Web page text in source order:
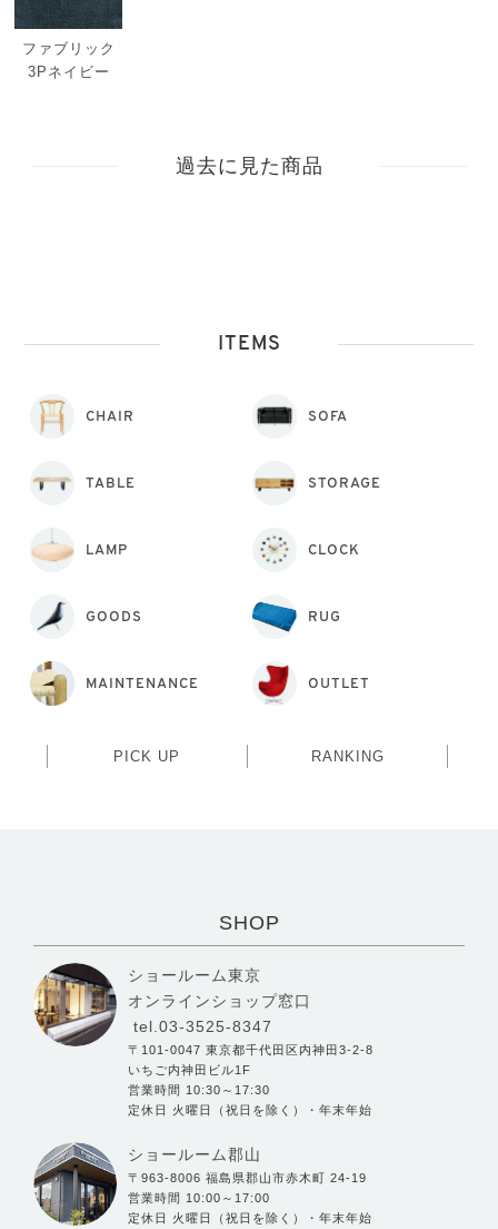
ファブリック
3Pネイビー
過去に見た商品
ITEMS
CHAIR SOFA
TABLE STORAGE
LAMP CLOCK
GOODS RUG
MAINTENANCE OUTLET
PICK UP RANKING
SHOP
ショールーム東京
オンラインショップ窓口
tel.03-3525-8347
〒101-0047 東京都千代田区内神田3-2-8
いちご内神田ビル1F
営業時間 10:30～17:30
定休日 火曜日（祝日を除く）・年末年始
ショールーム郡山
〒963-8006 福島県郡山市赤木町 24-19
営業時間 10:00～17:00
定休日 火曜日（祝日を除く）・年末年始